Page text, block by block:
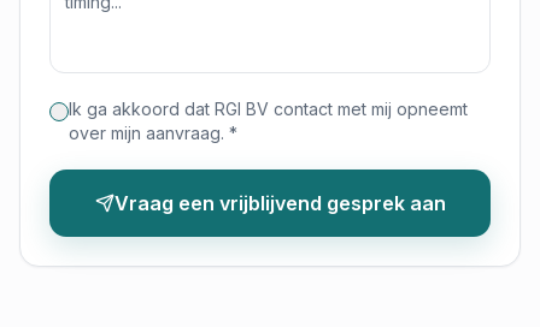
Ik ga akkoord dat RGI BV contact met mij opneemt
over mijn aanvraag. *
Vraag een vrijblijvend gesprek aan